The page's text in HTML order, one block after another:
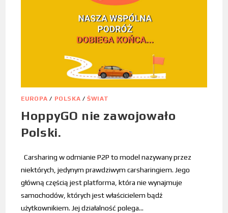
EUROPA / POLSKA /ŚWIAT
HoppyGO nie zawojowało
Polski.
Carsharing w odmianie P2P to model nazywany przez
niektórych, jedynym prawdziwym carsharingiem. Jego
główną częścią jest platforma, która nie wynajmuje
samochodów, których jest właścicielem bądź
użytkownikiem. Jej działalność polega…